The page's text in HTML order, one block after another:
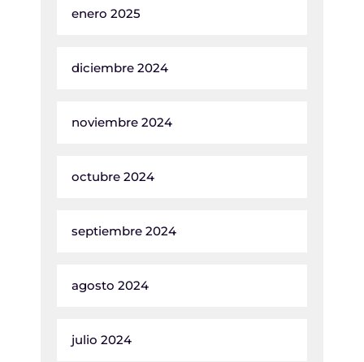
enero 2025
diciembre 2024
noviembre 2024
octubre 2024
septiembre 2024
agosto 2024
julio 2024